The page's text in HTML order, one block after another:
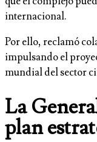
internacional.
Por ello, reclamó
impulsando el
mundial del sector
La
plan